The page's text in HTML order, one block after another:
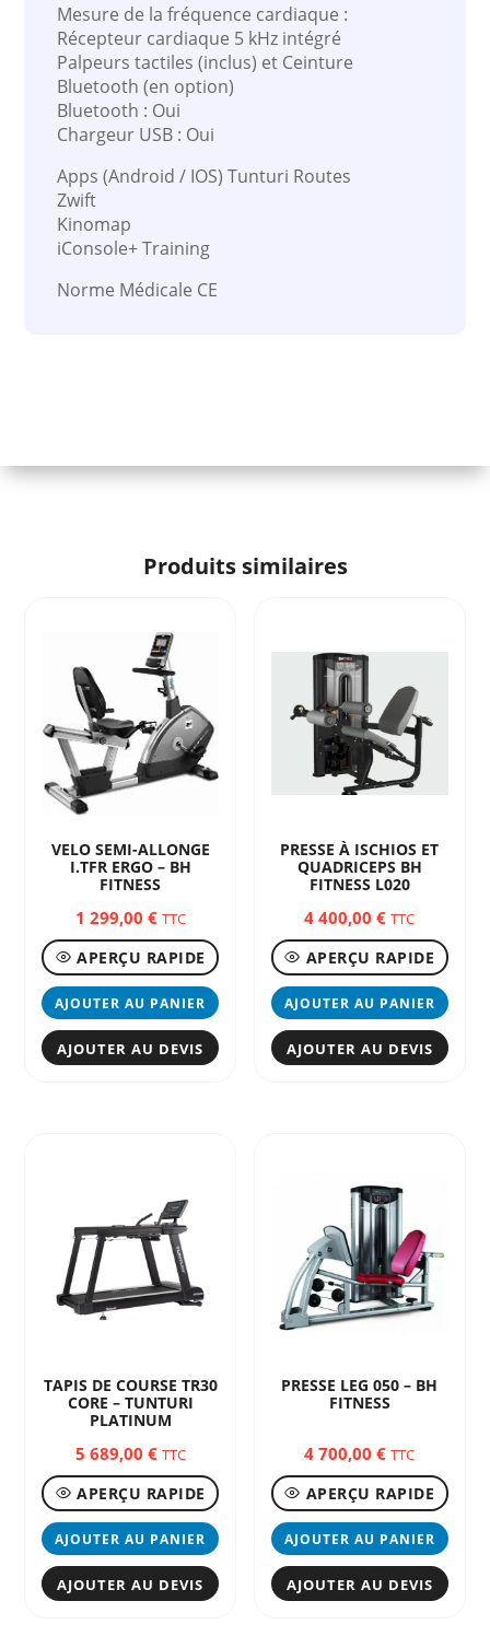
Mesure de la fréquence cardiaque :
Récepteur cardiaque 5 kHz intégré
Palpeurs tactiles (inclus) et Ceinture
Bluetooth (en option)
Bluetooth : Oui
Chargeur USB : Oui
Apps (Android / IOS) Tunturi Routes
Zwift
Kinomap
iConsole+ Training
Norme Médicale CE
Produits similaires
VELO SEMI-ALLONGE
I.TFR ERGO – BH
FITNESS
1 299,00 € TTC
APERÇU RAPIDE
AJOUTER AU PANIER
AJOUTER AU DEVIS
PRESSE À ISCHIOS ET
QUADRICEPS BH
FITNESS L020
4 400,00€ TTC
APERÇU RAPIDE
AJOUTER AU PANIER
AJOUTER AU DEVIS
TAPIS DE COURSE TR30
CORE – TUNTURI
PLATINUM
5 689,00 € TTC
APERÇU RAPIDE
AJOUTER AU PANIER
AJOUTER AU DEVIS
PRESSE LEG 050 – BH
FITNESS
4 700,00€ TTC
APERÇU RAPIDE
AJOUTER AU PANIER
AJOUTER AU DEVIS